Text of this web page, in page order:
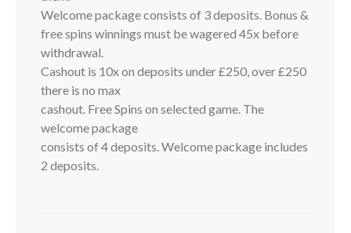
Welcome package consists of 3 deposits. Bonus &
free spins winnings must be wagered 45x before
withdrawal.
Cashout is 10x on deposits under £250, over £250
there is no max
cashout. Free Spins on selected game. The
welcome package
consists of 4 deposits. Welcome package includes
2 deposits.